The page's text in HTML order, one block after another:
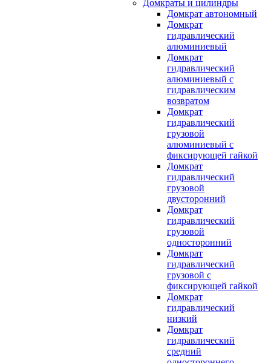
Домкраты и цилиндры
Домкрат автономный
Домкрат
гидравлический
алюминиевый
Домкрат
гидравлический
алюминиевый с
гидравлическим
возвратом
Домкрат
гидравлический
грузовой
алюминиевый с
фиксирующей гайкой
Домкрат
гидравлический
грузовой
двусторонний
Домкрат
гидравлический
грузовой
односторонний
Домкрат
гидравлический
грузовой с
фиксирующей гайкой
Домкрат
гидравлический
низкий
Домкрат
гидравлический
средний